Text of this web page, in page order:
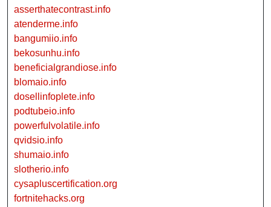
asserthatecontrast.info
atenderme.info
bangumiio.info
bekosunhu.info
beneficialgrandiose.info
blomaio.info
dosellinfoplete.info
podtubeio.info
powerfulvolatile.info
qvidsio.info
shumaio.info
slotherio.info
cysapluscertification.org
fortnitehacks.org